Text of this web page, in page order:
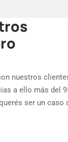
nuestros
a ello más del
ser un caso